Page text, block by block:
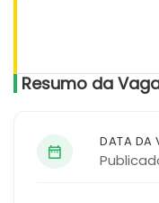
Resumo da
DATA DA